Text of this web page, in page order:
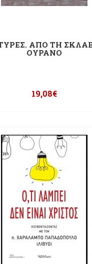
ΑΠΟ ΤΗ
ΟΥΡΑΝΟ
19,08€